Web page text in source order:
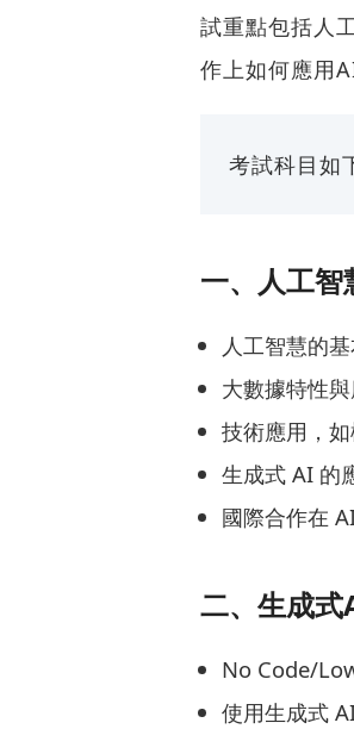
試重點包括人
作上如何應用
考試科目如
一、人工智
人工智慧的
大數據特性與
技術應用，
生成式 AI 的
國際合作在
二、生成式
No Code/
使用生成式